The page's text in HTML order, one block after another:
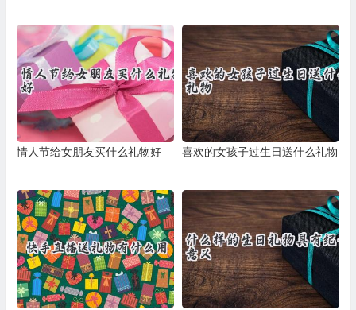
情人节给女朋友买什么礼物好 喜欢的女孩子过生日送什么礼物